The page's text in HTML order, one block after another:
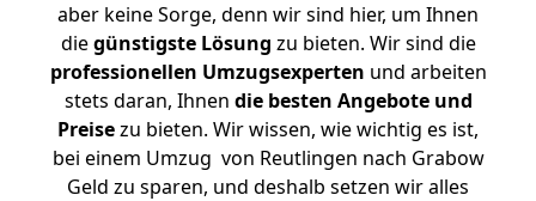
aber keine Sorge, denn wir sind hier, um Ihnen
diegünstigste Lösung zu bieten. Wir sind die
professionellen Umzugsexperten und arbeiten
stets daran, Ihnen die besten Angebote und
Preisezu bieten. Wir wissen, wie wichtig es ist,
bei einem Umzug von Reutlingen nach Grabow
Geld zu sparen, und deshalb setzen wir alles